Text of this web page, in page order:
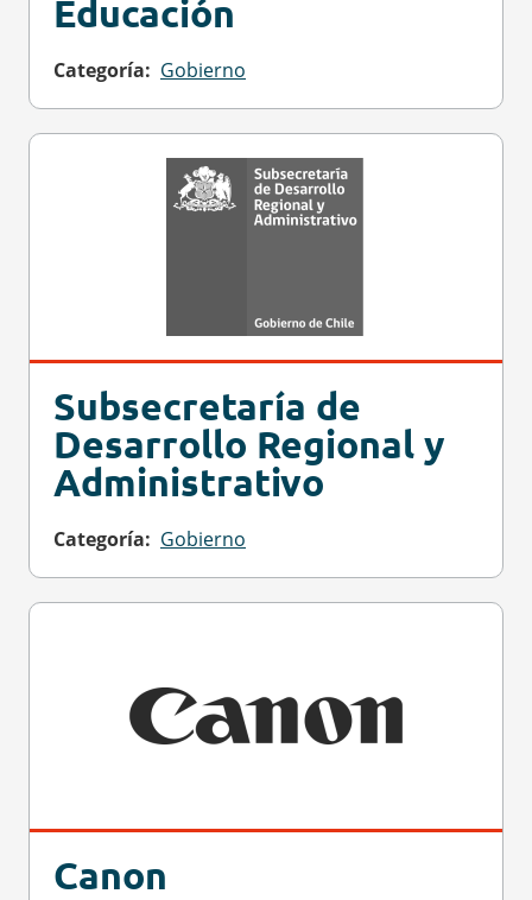
Educación
Categoría Gobierno
Subsecretaría de
Desarrollo Regional y
Administrativo
Categoría Gobierno
Canon